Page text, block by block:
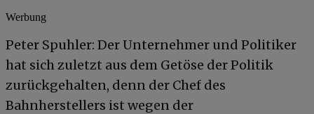
Werbung
Peter Spuhler: Der Unternehmer und Politiker
hat sich zuletzt aus dem Getöse der Politik
zurückgehalten, denn der Chef des
Bahnherstellers ist wegen der